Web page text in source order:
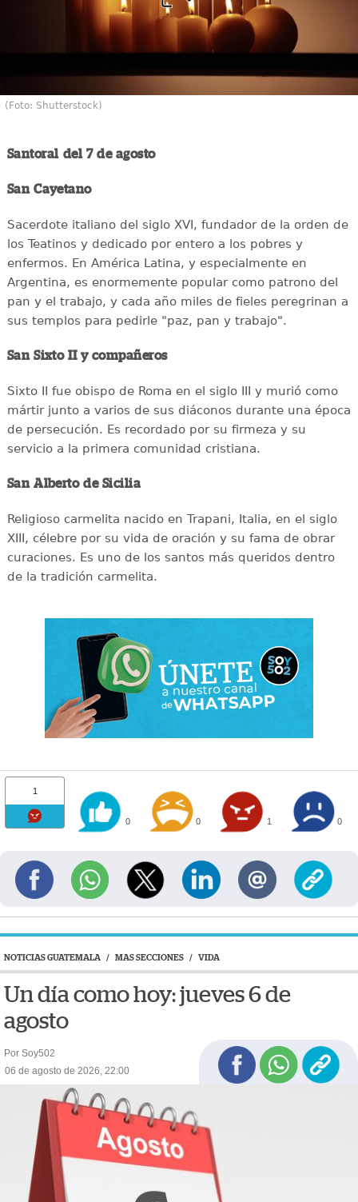
(Foto: Shutterstock)
Santoral del 7 de agosto
San Cayetano
Sacerdote italiano del siglo XVI, fundador de la orden de
los Teatinos y dedicado por entero a los pobres y
enfermos. En América Latina, y especialmente en
Argentina, es enormemente popular como patrono del
pan y el trabajo, y cada año miles de fieles peregrinan a
sus templos para pedirle "paz, pan y trabajo".
San Sixto II y compañeros
Sixto II fue obispo de Roma en el siglo III y murió como
mártir junto a varios de sus diáconos durante una época
de persecución. Es recordado por su firmeza y su
servicio a la primera comunidad cristiana.
San Alberto de Sicilia
Religioso carmelita nacido en Trapani, Italia, en el siglo
XIII, célebre por su vida de oración y su fama de obrar
curaciones. Es uno de los santos más queridos dentro
de la tradición carmelita.
1
0 0 1 0
NOTICIAS GUATEMALA / MAS SECCIONES / VIDA
Un día como hoy: jueves 6 de
agosto
Por Soy502
06 de agosto de 2026, 22:00